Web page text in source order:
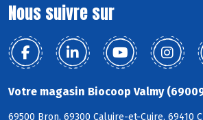
Nous suivre sur
Votre magasin Biocoop Valmy
69500 Bron, 69300 Caluire-et-Cuire, 69410